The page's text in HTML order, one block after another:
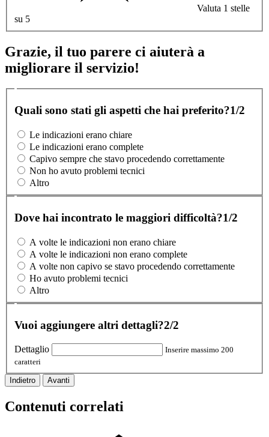
Valuta 1 stelle
su 5
Grazie, il tuo parere ci aiuterà a
migliorare il servizio!
Quali sono stati gli aspetti che hai preferito?1/2
Le indicazioni erano chiare
Le indicazioni erano complete
Capivo sempre che stavo procedendo correttamente
Non ho avuto problemi tecnici
Altro
Dove hai incontrato le maggiori difficoltà?1/2
A volte le indicazioni non erano chiare
A volte le indicazioni non erano complete
A volte non capivo se stavo procedendo correttamente
Ho avuto problemi tecnici
Altro
Vuoi aggiungere altri dettagli?2/2
Dettaglio
Inserire massimo 200
caratteri
Indietro Avanti
Contenuti correlati